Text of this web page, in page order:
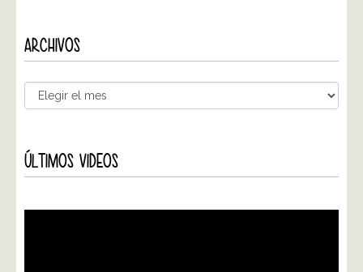
ARCHIVOS
ÚLTIMOS VIDEOS